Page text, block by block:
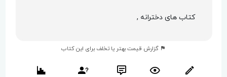
کتاب های دخترانه ,
گزارش قیمت بهتر یا تخلف برای این کتاب